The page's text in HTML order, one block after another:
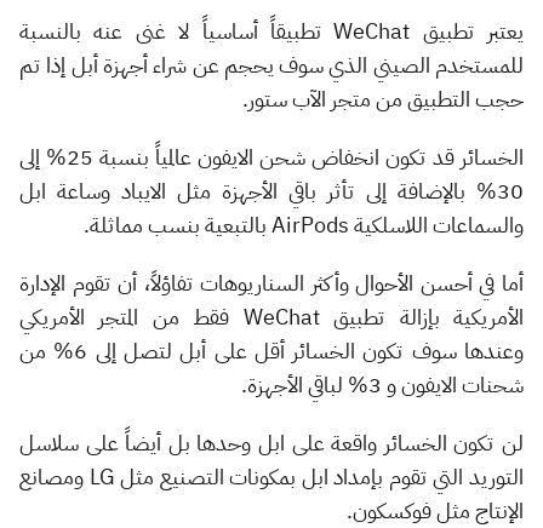
يعتبر تطبيق WeChat تطبيقاً أساسياً لا غنى عنه بالنسبة
للمستخدم الصيني الذي سوف يحجم عن شراء أجهزة أبل إذا تم
حجب التطبيق من متجر الآب ستور.
الخسائر قد تكون انخفاض شحن الايفون عالمياً بنسبة 25% إلى
30% بالإضافة إلى تأثر باقي الأجهزة مثل الايباد وساعة ابل
والسماعات اللاسلكية AirPods بالتبعية بنسب مماثلة.
أما في أحسن الأحوال وأكثر السناريوهات تفاؤلاً، أن تقوم الإدارة
الأمريكية بإزالة تطبيق WeChat فقط من المتجر الأمريكي
وعندها سوف تكون الخسائر أقل على أبل لتصل إلى 6% من
شحنات الايفون و 3% لباقي الأجهزة.
لن تكون الخسائر واقعة على ابل وحدها بل أيضاً على سلاسل
التوريد التي تقوم بإمداد ابل بمكونات التصنيع مثل LG ومصانع
الإنتاج مثل فوكسكون.